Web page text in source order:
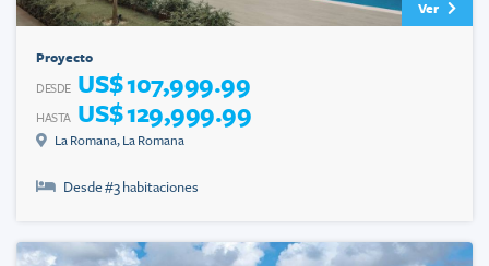
Ver
Proyecto
DESDE US$ 107,999.99
HASTA US$ 129,999.99
La Romana, La Romana
Desde #3 habitaciones